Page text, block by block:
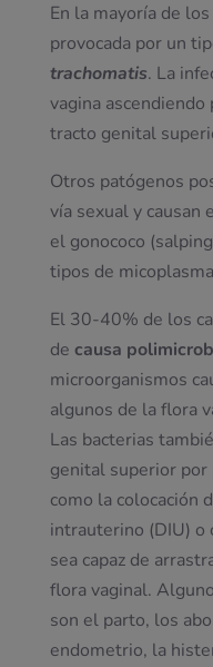
En la mayoría de
provocada por un
trachomatis. La
vagina
tracto genital
Otros patógenos
vía sexual y causan
el gonococo
tipos de
El 30-40% de los
de causa
microorganismos
algunos de la flora
Las bacterias
genital superior por
como la colocación
intrauterino (DIU) o
sea capaz de
flora vaginal.
son el parto, los
endometrio, la